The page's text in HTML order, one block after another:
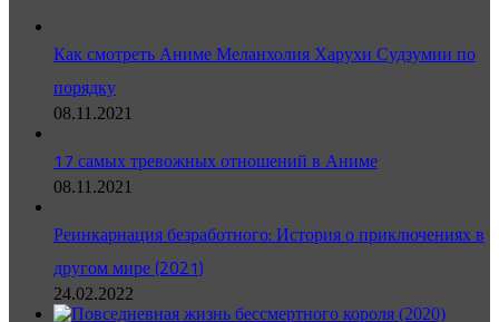
Как смотреть Аниме Меланхолия Харухи Судзумии по
порядку
08.11.2021
17 самых тревожных отношений в Аниме
08.11.2021
Реинкарнация безработного: История о приключениях в
другом мире (2021)
24.02.2022